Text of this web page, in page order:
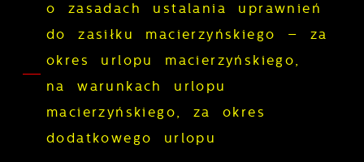
o zasadach ustalania uprawnień
do zasiłku macierzyńskiego – za
okres urlopu macierzyńskiego,
na warunkach urlopu
macierzyńskiego, za okres
dodatkowego urlopu